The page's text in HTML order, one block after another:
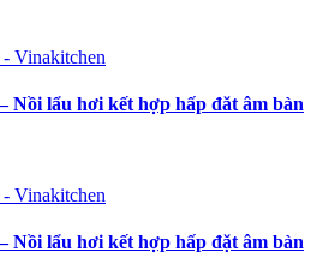
Nồi lẩu hơi kết hợp hấp đăt âm bàn
Nồi lẩu hơi kết hợp hấp đặt âm bàn